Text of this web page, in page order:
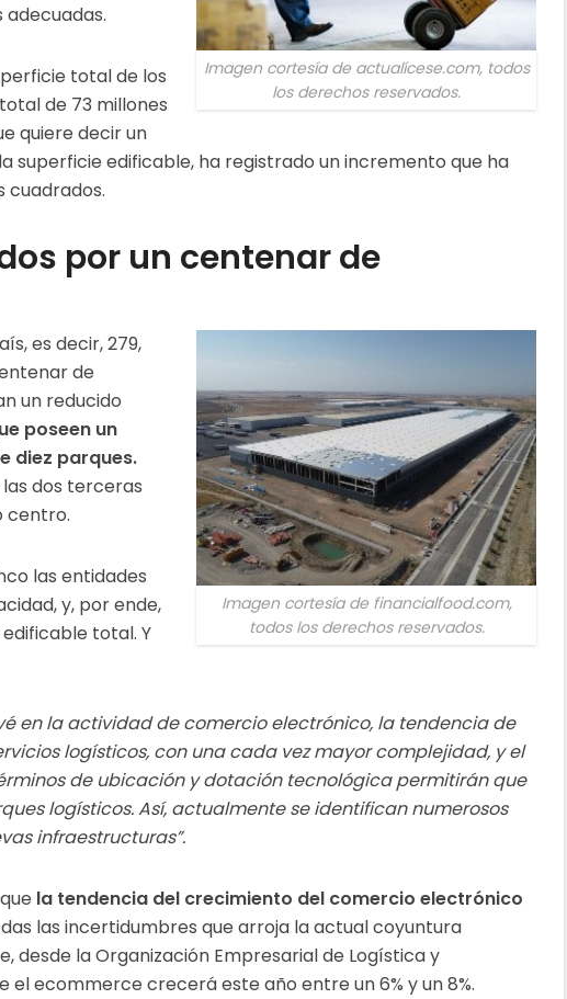
Imagen cortesía de actualícese.com, todos
los derechos reservados.
adecuadas.
total de los
de 73 millones
quiere decir un
superficie edificable, ha registrado un incremento que ha
cuadrados.
por un centenar de
Imagen cortesía de financialfood.com,
todos los derechos reservados.
es decir, 279,
de
un reducido
poseen un
diez parques.
dos terceras
centro.
las entidades
y, por ende,
total. Y
en la actividad de comercio electrónico, la tendencia de
logísticos, con una cada vez mayor complejidad, y el
de ubicación y dotación tecnológica permitirán que
logísticos. Así, actualmente se identifican numerosos
infraestructuras”.
la tendencia del crecimiento del comercio electrónico
las incertidumbres que arroja la actual coyuntura
desde la Organización Empresarial de Logística y
el ecommerce crecerá este año entre un 6% y un 8%.